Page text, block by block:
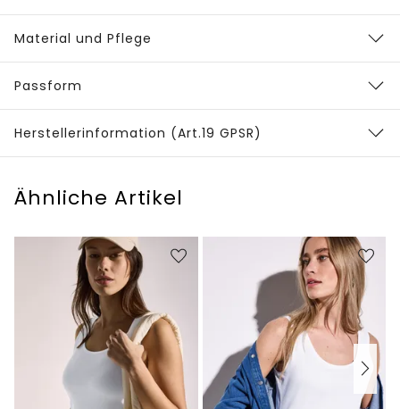
Material und Pflege
Passform
Herstellerinformation (Art.19 GPSR)
Ähnliche Artikel